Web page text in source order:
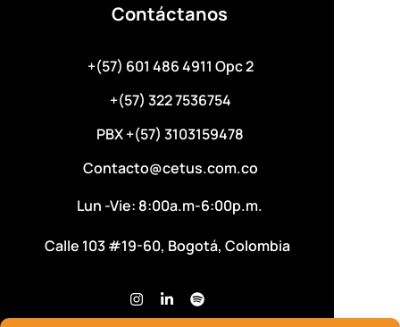
Contáctanos
+(57) 601 486 4911 Opc 2
+(57) 322 7536754
PBX +(57) 3103159478
Contacto@cetus.com.co
Lun -Vie: 8:00a.m-6:00p.m.
Calle 103 #19-60, Bogotá, Colombia